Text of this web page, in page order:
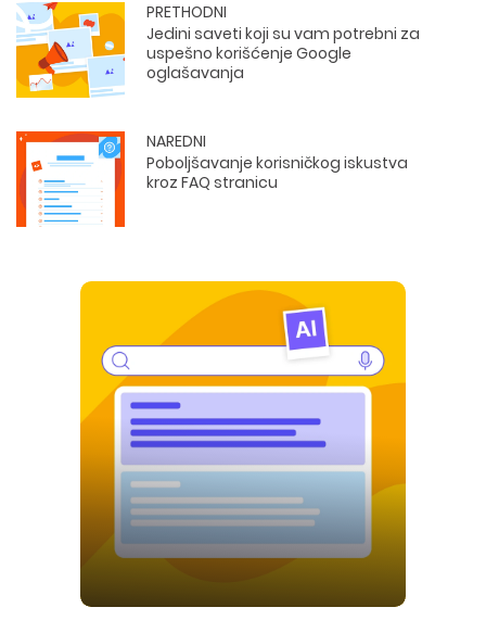
PRETHODNI
Jedini saveti koji su vam potrebni za
uspešno korišćenje Google
oglašavanja
NAREDNI
Poboljšavanje korisničkog iskustva
kroz FAQ stranicu